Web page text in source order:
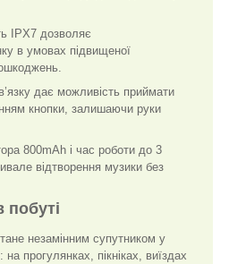
IPX7 дозволяє
в умовах підвищеної
дає можливість приймати
кнопки, залишаючи руки
800mAh і час роботи до 3
відтворення музики без
побуті
незамінним супутником у
на прогулянках, пікніках, виїздах